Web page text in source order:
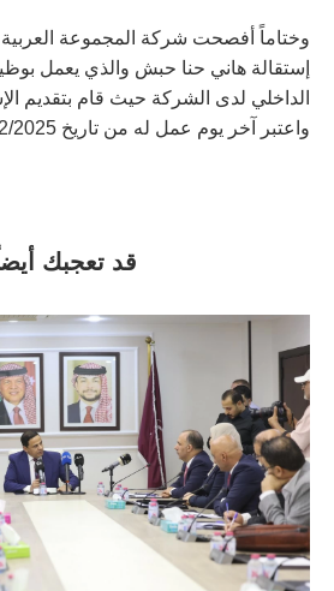
وختاماً أفصحت شركة المجموعة العربية
إستقالة هاني حنا حبش والذي يعمل
واعتبر آخر يوم عمل له من تاريخ 2/2/2025.
قد تعجبك